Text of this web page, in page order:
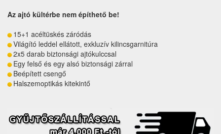
Az ajtó kültérbe nem építhető be!
15+1 acéltüskés záródás
Világító leddel ellátott, exkluzív kilincsgarnitúra
2x5 darab biztonsági ajtókulccsal
Egy felső és egy alsó biztonsági zárral
Beépített csengő
Halszemoptikás kitekintő